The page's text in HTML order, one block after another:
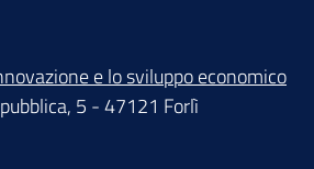
e lo sviluppo economico
5 - 47121 Forlì